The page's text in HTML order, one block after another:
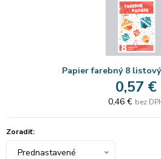
Papier farebný 8 listový
0,57 €
0,46 € bez
Zoradiť:
Prednastavené